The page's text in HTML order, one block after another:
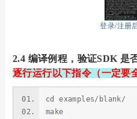
登录/注册
2.4 编译例程，验证SDK 是
逐行运行以下指令（一定要
cd examples/blank/
make